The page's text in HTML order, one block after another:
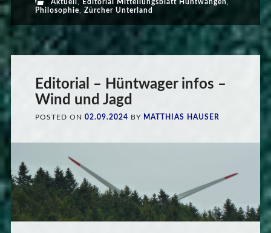
Aktuell , Editorial Mitteilungsblatt Hüntwangen,
Philosophie, Zürcher Unterland
Editorial – Hüntwager infos –
Wind und Jagd
POSTED ON 02.09.2024 BY MATTHIAS HAUSER